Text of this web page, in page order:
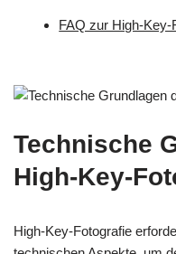
FAQ zur High-Key-
Technische
High-Key-
High-Key-Fotografie